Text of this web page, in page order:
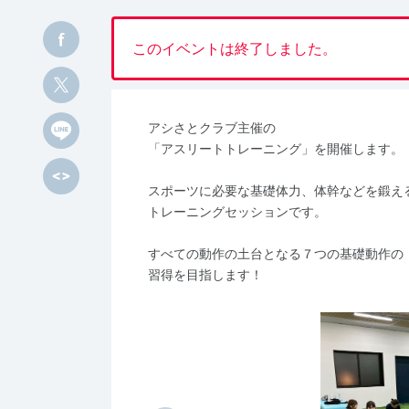
このイベントは終了しました。
アシさとクラブ主催の
「アスリートトレーニング」を開催します。
スポーツに必要な基礎体力、体幹などを鍛え
トレーニングセッションです。
すべての動作の土台となる７つの基礎動作の
習得を目指します！